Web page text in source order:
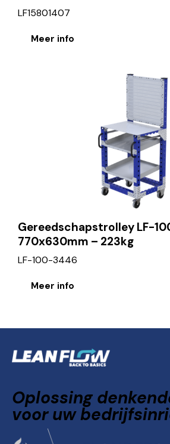
LF15801407
Meer info
Gereedschapstrolley LF-
770x630mm – 223kg
LF-100-3446
Meer info
Oplossing
voor uw